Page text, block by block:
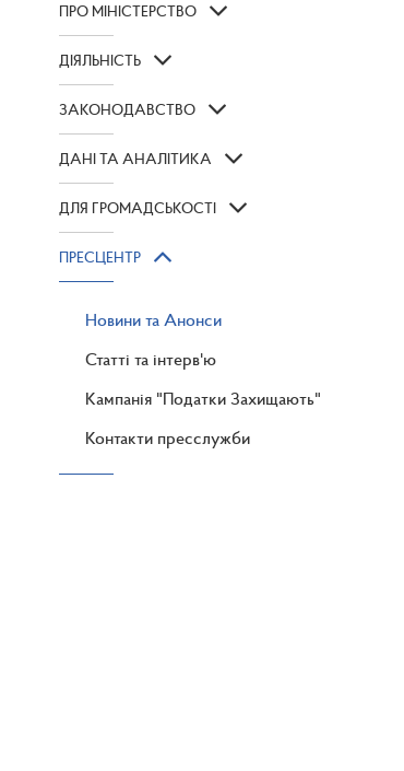
ПРО МІНІСТЕРСТВО
ДІЯЛЬНІСТЬ
ЗАКОНОДАВСТВО
ДАНІ ТА АНАЛІТИКА
ДЛЯ ГРОМАДСЬКОСТІ
ПРЕСЦЕНТР
Новини та Анонси
Статті та інтерв'ю
Кампанія "Податки Захищають"
Контакти пресслужби